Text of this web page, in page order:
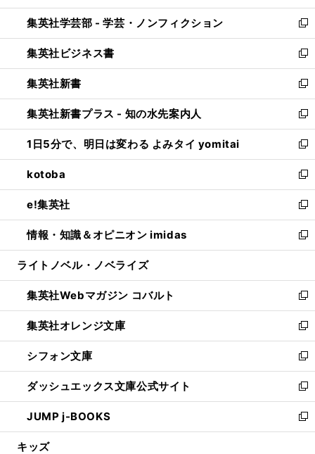
開
く
ウ
で
開
く
ン
ド
ウ
で
開
く
ウ
ィ
ン
ド
ウ
で
開
く
集英社学芸部 - 学芸・ノンフィクション
新
し
い
ウ
ィ
ン
ド
ウ
で
開
く
集英社ビジネス書
新
し
い
ウ
ィ
ン
ド
ウ
で
開
く
集英社新書
新
し
い
ウ
ィ
ン
ド
ウ
で
開
く
集英社新書プラス - 知の水先案内人
新
し
い
ウ
ィ
ン
ド
ウ
で
開
1日5分で、明日は変わる よみタイ yomitai
新
し
い
ウ
ィ
ン
ド
ウ
開
く
kotoba
新
し
い
ウ
ィ
ン
ウ
で
開
く
e!集英社
新
し
い
ウ
ン
ド
ウ
で
開
く
情報・知識＆オピニオン imidas
新
し
ウ
ィ
ン
ド
ウ
で
開
く
ライトノベル・ノベライズ
集英社Webマガジン コバルト
新
し
い
ウ
ィ
ン
ド
ウ
で
開
集英社オレンジ文庫
新
し
い
ウ
ィ
ン
ド
ウ
シフォン文庫
新
し
い
ウ
ィ
ン
ダッシュエックス文庫公式サイト
新
し
い
ウ
JUMP j-BOOKS
新
し
キッズ